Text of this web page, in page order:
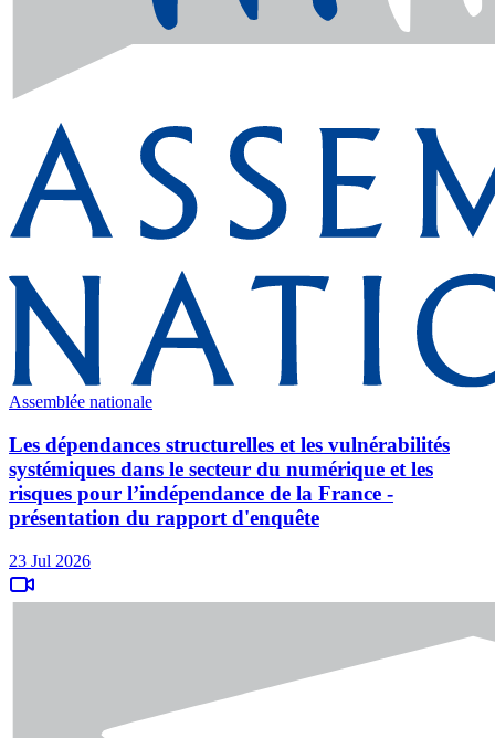
Assemblée nationale
Les dépendances structurelles et les vulnérabilités
systémiques dans le secteur du numérique et les
risques pour l’indépendance de la France -
présentation du rapport d'enquête
23 Jul 2026